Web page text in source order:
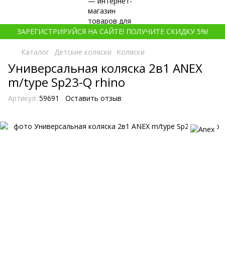
ЗАРЕГИСТРИРУЙСЯ НА САЙТЕ! ПОЛУЧИТЕ СКИДКУ 5%!
Каталог Детские коляски Коляски
Универсальная коляска 2в1 ANEX
m/type Sp23-Q rhino
Артикул: 59691 Оставить отзыв